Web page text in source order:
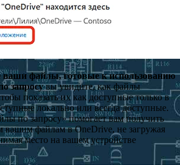
ваши файлы, готовые к использованию
запросувы увидите, как файлы
показать их как доступные только в
локально или всегда доступные.
по запросу» помогает вам получить
вашим файлам в OneDrive, не загружая
место на вашем устройстве